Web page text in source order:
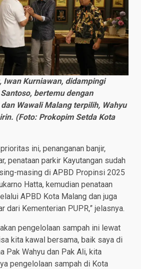
Iwan Kurniawan, didampingi
bertemu dengan
Wawali Malang terpilih, Wahyu
(Foto: Prokopim Setda Kota
ini, penanganan banjir,
penataan parkir Kayutangan sudah
masing di APBD Propinsi 2025
Hatta, kemudian penataan
APBD Kota Malang dan juga
dari Kementerian PUPR,” jelasnya.
pengelolaan sampah ini lewat
kita kawal bersama, baik saya di
Pak Wahyu dan Pak Ali, kita
pengelolaan sampah di Kota